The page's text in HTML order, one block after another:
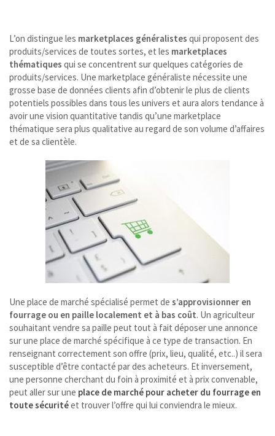
L’on distingue les marketplaces généralistes qui proposent des
produits/services de toutes sortes, et les marketplaces
thématiques qui se concentrent sur quelques catégories de
produits/services. Une marketplace généraliste nécessite une
grosse base de données clients afin d’obtenir le plus de clients
potentiels possibles dans tous les univers et aura alors tendance à
avoir une vision quantitative tandis qu’une marketplace
thématique sera plus qualitative au regard de son volume d’affaires
et de sa clientèle.
Une place de marché spécialisé permet de s’approvisionner en
fourrage ou en paille localement et à bas coût. Un agriculteur
souhaitant vendre sa paille peut tout à fait déposer une annonce
sur une place de marché spécifique à ce type de transaction. En
renseignant correctement son offre (prix, lieu, qualité, etc..) il sera
susceptible d’être contacté par des acheteurs. Et inversement,
une personne cherchant du foin à proximité et à prix convenable,
peut aller sur une place de marché pour acheter du fourrage en
toute sécuritéet trouver l’offre qui lui conviendra le mieux.